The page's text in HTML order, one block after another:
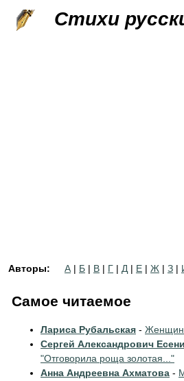
Стихи
Авторы: А | Б | В | Г | Д | Е | Ж | З |
Самое читаемое
Лариса Рубальская -
Сергей Александрович
"Отговорила роща золотая..."
Анна Андреевна Ахматова -